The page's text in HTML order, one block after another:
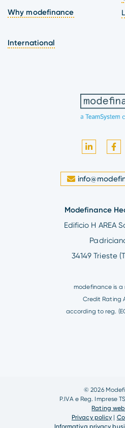
Why modefinance
International
Modefinance
Edificio H AREA
34149 Trieste
modefinance is a
Credit Rating
according to reg.
© 2026
P.IVA e Reg. Imprese
Rating
Privacy policy |
Informativa privacy